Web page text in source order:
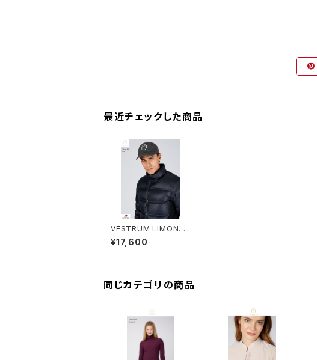
最近チェックした商品
VESTRUM LIMONTA
ウインターキャップ U8
415_25089
¥17,600
同じカテゴリの商品